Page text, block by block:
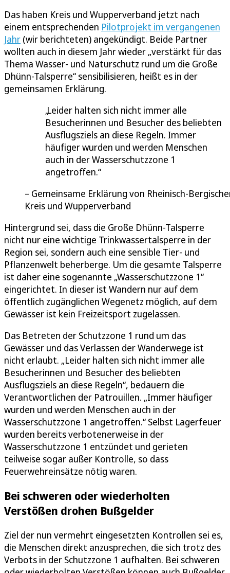
Das haben Kreis und Wupperverband jetzt nach
einem entsprechenden Pilotprojekt im vergangenen
Jahr (wir berichteten) angekündigt. Beide Partner
wollten auch in diesem Jahr wieder „verstärkt für das
Thema Wasser- und Naturschutz rund um die Große
Dhünn-Talsperre“ sensibilisieren, heißt es in der
gemeinsamen Erklärung.
Leider halten sich nicht immer alle
Besucherinnen und Besucher des beliebten
Ausflugsziels an diese Regeln. Immer
häufiger wurden und werden Menschen
auch in der Wasserschutzzone 1
angetroffen.
Gemeinsame Erklärung von Rheinisch-
Kreis und Wupperverband
Hintergrund sei, dass die Große Dhünn-Talsperre
nicht nur eine wichtige Trinkwassertalsperre in der
Region sei, sondern auch eine sensible Tier- und
Pflanzenwelt beherberge. Um die gesamte Talsperre
ist daher eine sogenannte „Wasserschutzzone 1“
eingerichtet. In dieser ist Wandern nur auf dem
öffentlich zugänglichen Wegenetz möglich, auf dem
Gewässer ist kein Freizeitsport zugelassen.
Das Betreten der Schutzzone 1 rund um das
Gewässer und das Verlassen der Wanderwege ist
nicht erlaubt. „Leider halten sich nicht immer alle
Besucherinnen und Besucher des beliebten
Ausflugsziels an diese Regeln“, bedauern die
Verantwortlichen der Patrouillen. „Immer häufiger
wurden und werden Menschen auch in der
Wasserschutzzone 1 angetroffen.“ Selbst Lagerfeuer
wurden bereits verbotenerweise in der
Wasserschutzzone 1 entzündet und gerieten
teilweise sogar außer Kontrolle, so dass
Feuerwehreinsätze nötig waren.
Bei schweren oder wiederholten
Verstößen drohen Bußgelder
Ziel der nun vermehrt eingesetzten Kontrollen sei es,
die Menschen direkt anzusprechen, die sich trotz des
Verbots in der Schutzzone 1 aufhalten. Bei schweren